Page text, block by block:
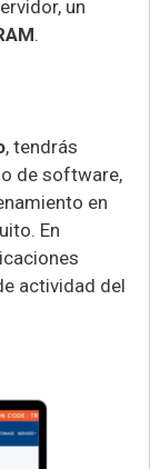
un
.
, tendrás
de software,
en
En
actividad del